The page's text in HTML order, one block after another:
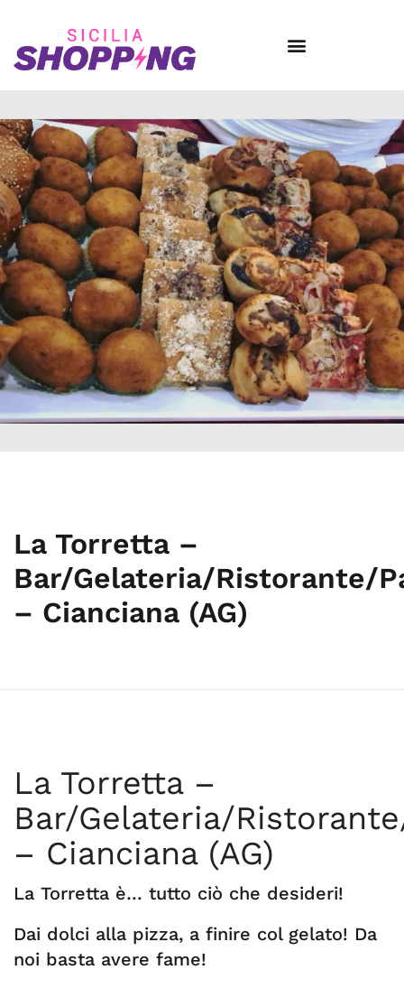
La Torretta –
Bar/Gelateria/Ristorante/
– Cianciana (AG)
La Torretta –
Bar/Gelateria/
– Cianciana (AG)
La Torretta è… tutto ciò che desideri!
Dai dolci alla pizza, a finire col gelato! Da
noi basta avere fame!